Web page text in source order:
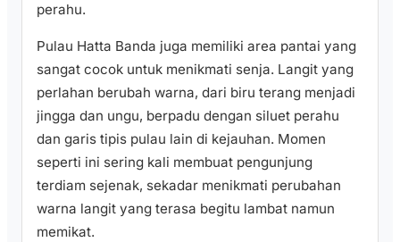
perahu.
Pulau Hatta Banda juga memiliki area pantai yang
sangat cocok untuk menikmati senja. Langit yang
perlahan berubah warna, dari biru terang menjadi
jingga dan ungu, berpadu dengan siluet perahu
dan garis tipis pulau lain di kejauhan. Momen
seperti ini sering kali membuat pengunjung
terdiam sejenak, sekadar menikmati perubahan
warna langit yang terasa begitu lambat namun
memikat.